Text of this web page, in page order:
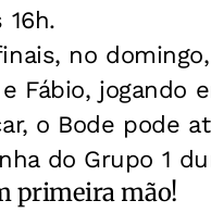
16h.
no
Fábio, jogando
o Bode pode
do Grupo 1
primeira mão!